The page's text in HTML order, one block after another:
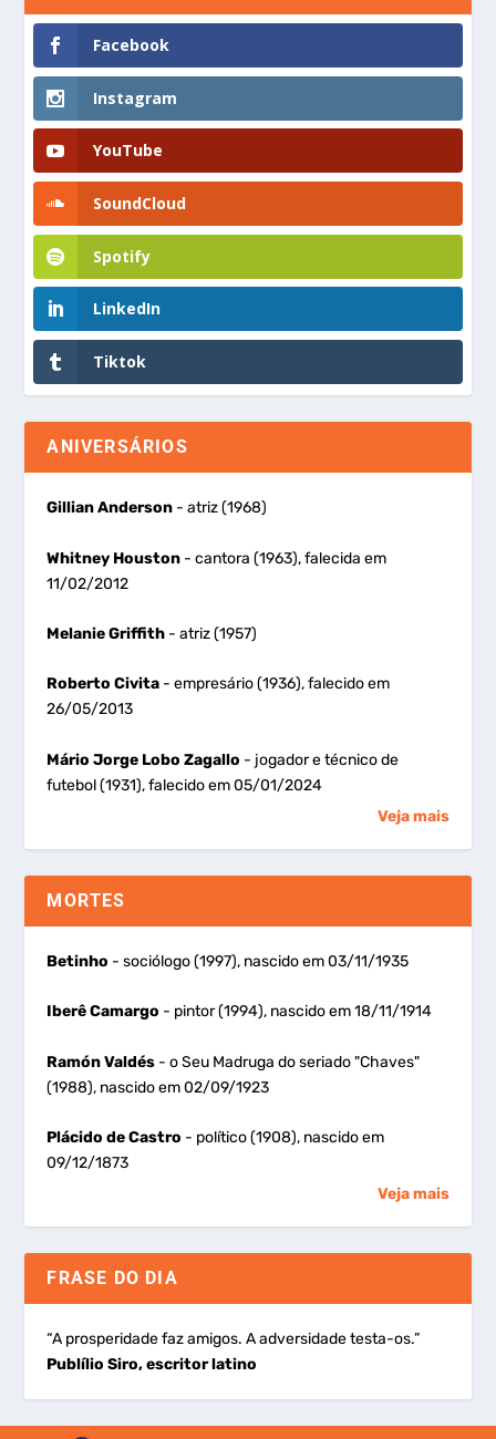
Facebook
Instagram
YouTube
SoundCloud
Spotify
LinkedIn
Tiktok
ANIVERSÁRIOS
Gillian Anderson - atriz (1968)
Whitney Houston - cantora (1963), falecida em
11/02/2012
Melanie Griffith - atriz (1957)
Roberto Civita - empresário (1936), falecido em
26/05/2013
Mário Jorge Lobo Zagallo - jogador e técnico de
futebol (1931), falecido em 05/01/2024
Veja mais
MORTES
Betinho - sociólogo (1997), nascido em 03/11/1935
Iberê Camargo - pintor (1994), nascido em 18/11/1914
Ramón Valdés - o Seu Madruga do seriado "Chaves"
(1988), nascido em 02/09/1923
Plácido de Castro - político (1908), nascido em
09/12/1873
Veja mais
FRASE DO DIA
“A prosperidade faz amigos. A adversidade testa-os.”
Publílio Siro, escritor latino